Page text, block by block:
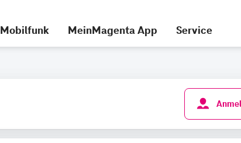
Mobilfunk MeinMagenta App Service